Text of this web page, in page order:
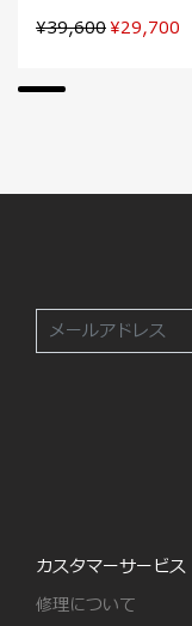
¥39,600¥29,700
カスタマーサービス
修理について